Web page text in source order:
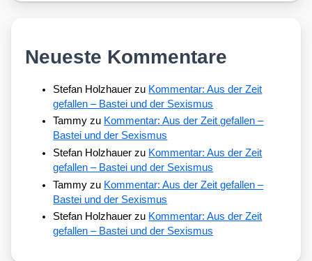
Neueste Kommentare
Stefan Holzhauer zu Kommentar: Aus der Zeit
gefallen – Bastei und der Sexismus
Tammy zu Kommentar: Aus der Zeit gefallen –
Bastei und der Sexismus
Stefan Holzhauer zu Kommentar: Aus der Zeit
gefallen – Bastei und der Sexismus
Tammy zu Kommentar: Aus der Zeit gefallen –
Bastei und der Sexismus
Stefan Holzhauer zu Kommentar: Aus der Zeit
gefallen – Bastei und der Sexismus